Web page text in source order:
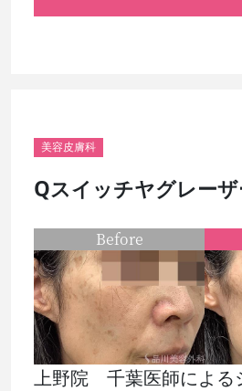
美容皮膚科
Qスイッチヤグレー
上野院 千葉医師による
Before